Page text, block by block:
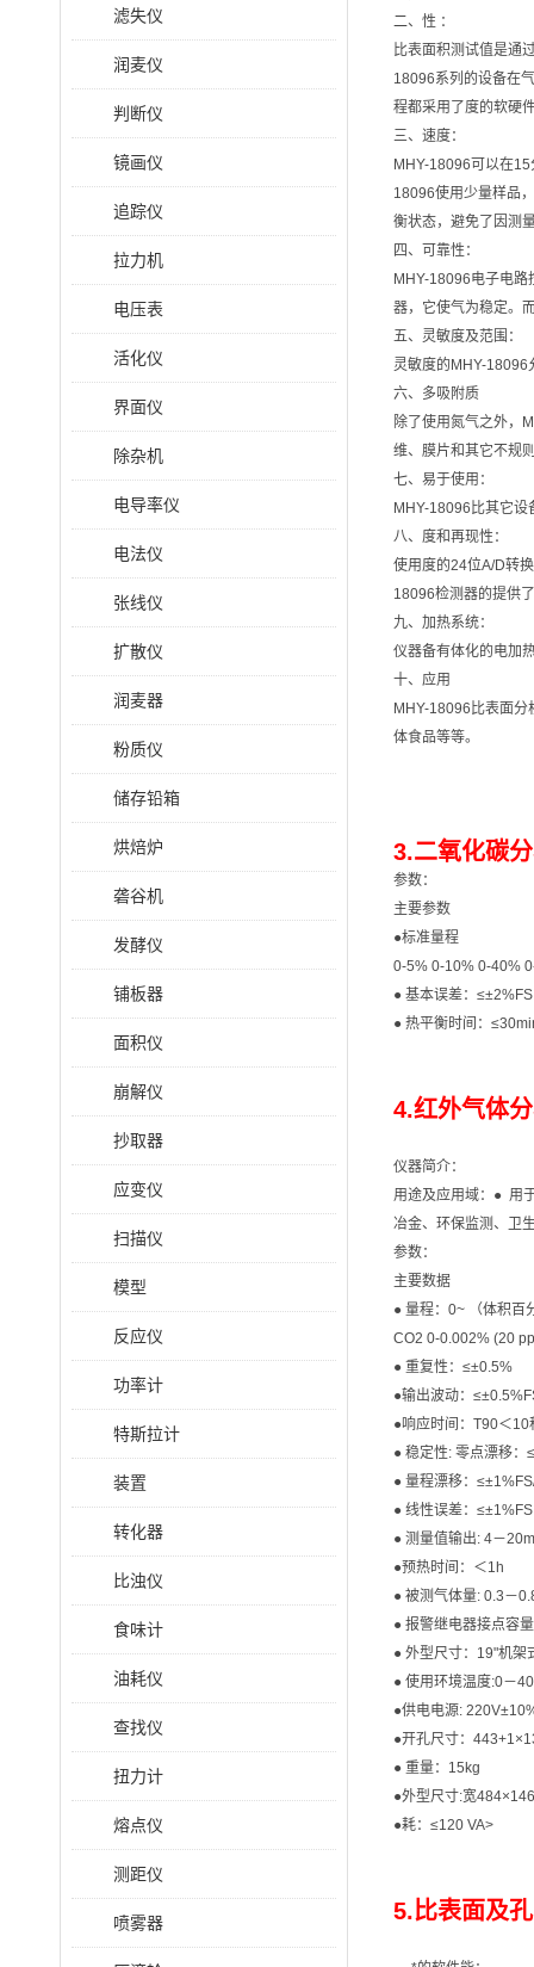
滤失仪
润麦仪
判断仪
镜画仪
追踪仪
拉力机
电压表
活化仪
界面仪
除杂机
电导率仪
电法仪
张线仪
扩散仪
润麦器
粉质仪
储存铅箱
烘焙炉
砻谷机
发酵仪
铺板器
面积仪
崩解仪
抄取器
应变仪
扫描仪
模型
反应仪
功率计
特斯拉计
装置
转化器
比浊仪
食味计
油耗仪
查找仪
扭力计
熔点仪
测距仪
喷雾器
二、性 ：
比表面积测试值是通
18096系列的设备在
程都采用了度的软硬
三、速度：
MHY-18096可以在
18096使用少量样品
衡状态，避免了因测
四、可靠性：
MHY-18096电子电
器，它使气为稳定。
五、灵敏度及范围：
灵敏度的MHY-18096
六、多吸附质
除了使用氮气之外，
维、膜片和其它不规
七、易于使用：
MHY-18096比其它
八、度和再现性：
使用度的24位A/D转
18096检测器的提供
九、加热系统：
仪器备有体化的电加
十、应用
MHY-18096比表面
体食品等等。
3.二氧化碳
参数：
主要参数
●标准量程
0-5% 0-10% 0-40%
● 基本误差：
● 热平衡时间：
4.红外气体
仪器简介：
用途及应用域：● 用
冶金、环保监测、卫
参数：
主要数据
● 量程：0~ （体积百
CO2 0-0.002% (20
● 重复性：≤±0.5%
●输出波动：
●响应时间：T90＜10
● 稳定性: 零点漂移：
● 量程漂移：
● 线性误差：≤±1%FS
● 测量值输出: 4－
●预热时间：＜1h
● 被测气体量: 0.3－
● 报警继电器接点容
● 外型尺寸：19"机
● 使用环境温度:0－
●供电电源:
●开孔尺寸：
● 重量：15kg
●外型尺寸:宽
●耗：≤120 VA>
5.比表面及